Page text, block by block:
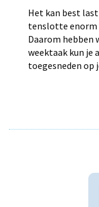
Het kan best
tenslotte enorm
Daarom hebben
weektaak kun je
toegesneden op